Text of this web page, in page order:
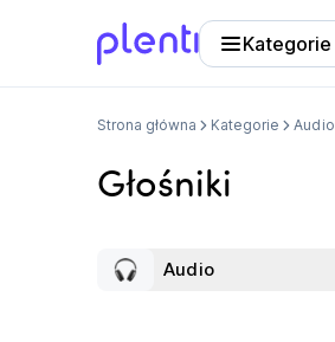
Kategorie
Strona główna Kategorie Audio
Głośniki
Audio